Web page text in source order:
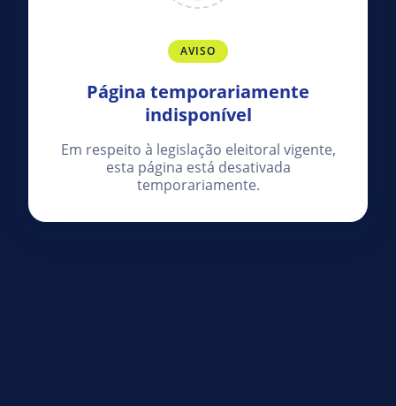
AVISO
Página temporariamente
indisponível
Em respeito à legislação eleitoral vigente,
esta página está desativada
temporariamente.